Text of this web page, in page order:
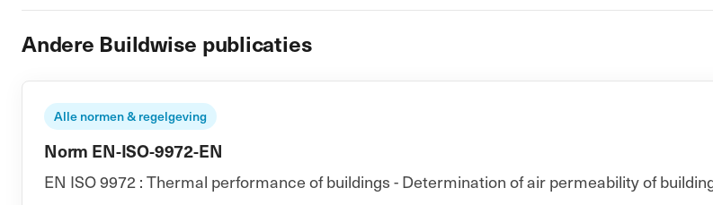
Andere Buildwise publicaties
Alle normen & regelgeving
Norm EN-ISO-9972-EN
EN ISO 9972 : Thermal performance of buildings - Determination of air permeability of